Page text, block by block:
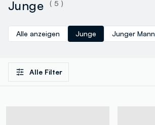
Junge ( 5 )
Alle anzeigen Junge Junger Mann
Alle Filter